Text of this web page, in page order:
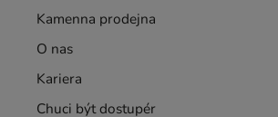
Kamenna prodejna
O nas
Kariera
Chuci být dostupér